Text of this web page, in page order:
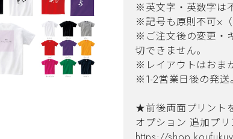
※英文字・英数字は
※記号も原則不可×
※ご注文後の変更・
切できません。
※レイアウトはおま
※1-2営業日後の発送。
★前後両面プリント
オプション 追加プ